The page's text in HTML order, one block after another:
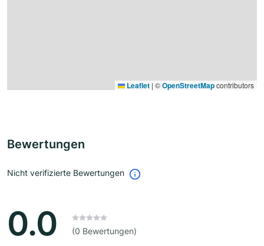
Leaflet | ©OpenStreetMapcontributors
Bewertungen
Nicht verifizierte Bewertungen
0.0 (0 Bewertungen)